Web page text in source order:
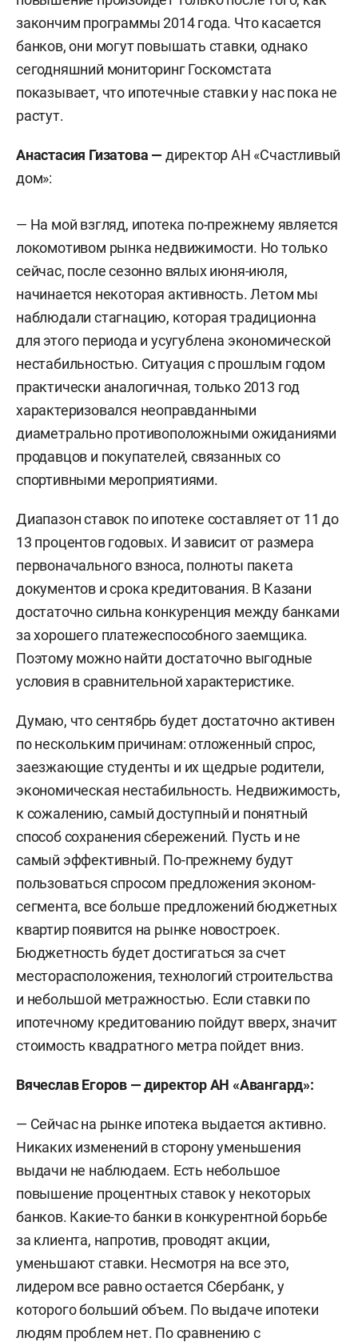
закончим программы 2014 года. Что касается
банков, они могут повышать ставки, однако
сегодняшний мониторинг Госкомстата
показывает, что ипотечные ставки у нас пока не
растут.
Анастасия Гизатова — директор АН «Счастливый
дом»:
— На мой взгляд, ипотека по-прежнему является
локомотивом рынка недвижимости. Но только
сейчас, после сезонно вялых июня-июля,
начинается некоторая активность. Летом мы
наблюдали стагнацию, которая традиционна
для этого периода и усугублена экономической
нестабильностью. Ситуация с прошлым годом
практически аналогичная, только 2013 год
характеризовался неоправданными
диаметрально противоположными ожиданиями
продавцов и покупателей, связанных со
спортивными мероприятиями.
Диапазон ставок по ипотеке составляет от 11 до
13 процентов годовых. И зависит от размера
первоначального взноса, полноты пакета
документов и срока кредитования. В Казани
достаточно сильна конкуренция между банками
за хорошего платежеспособного заемщика.
Поэтому можно найти достаточно выгодные
условия в сравнительной характеристике.
Думаю, что сентябрь будет достаточно активен
по нескольким причинам: отложенный спрос,
заезжающие студенты и их щедрые родители,
экономическая нестабильность. Недвижимость,
к сожалению, самый доступный и понятный
способ сохранения сбережений. Пусть и не
самый эффективный. По-прежнему будут
пользоваться спросом предложения эконом-
сегмента, все больше предложений бюджетных
квартир появится на рынке новостроек.
Бюджетность будет достигаться за счет
месторасположения, технологий строительства
и небольшой метражностью. Если ставки по
ипотечному кредитованию пойдут вверх, значит
стоимость квадратного метра пойдет вниз.
Вячеслав Егоров — директор АН «Авангард»:
— Сейчас на рынке ипотека выдается активно.
Никаких изменений в сторону уменьшения
выдачи не наблюдаем. Есть небольшое
повышение процентных ставок у некоторых
банков. Какие-то банки в конкурентной борьбе
за клиента, напротив, проводят акции,
уменьшают ставки. Несмотря на все это,
лидером все равно остается Сбербанк, у
которого больший объем. По выдаче ипотеки
людям проблем нет. По сравнению с